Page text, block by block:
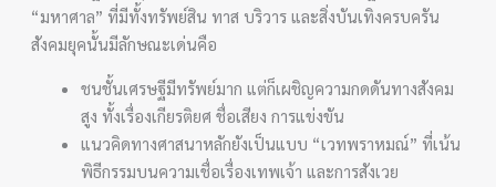
“มหาศาล” ที่มีทั้งทรัพย์สิน ทาส บริวาร และสิ่งบันเทิงครบครัน
สังคมยุคนั้นมีลักษณะเด่นคือ
ชนชั้นเศรษฐีมีทรัพย์มาก แต่ก็เผชิญความกดดันทางสังคม
สูง ทั้งเรื่องเกียรติยศ ชื่อเสียง การแข่งขัน
แนวคิดทางศาสนาหลักยังเป็นแบบ “เวทพราหมณ์” ที่เน้น
พิธีกรรมบนความเชื่อเรื่องเทพเจ้า และการสังเวย